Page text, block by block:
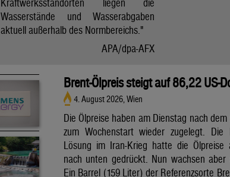
Wasserstände und Wasserabgaben
aktuell außerhalb des Normbereichs."
APA/dpa-AFX
Brent-Ölpreis steigt auf 86,22 US-
4. August 2026, Wien
Die Ölpreise haben am Dienstag nach
zum Wochenstart wieder zugelegt. Die
Lösung im Iran-Krieg hatte die Ölpreise
nach unten gedrückt. Nun wachsen aber
Ein Barrel (159 Liter) der Referenzsorte